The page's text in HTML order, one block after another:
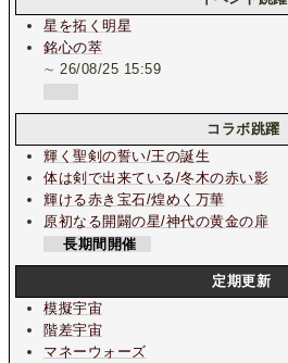
星を拓く明星
銘心の萃
∼ 26/08/25 15:59
コラボ跳躍
輝く聖剣の誓い/王の誕生
体は剣で出来ている/冬木の赤い影
輝ける赤き宝石/煌めく万華
原初なる開闢の星/神代の黄金の扉
長期間開催
定期更新
模擬宇宙
階差宇宙
マネーウォーズ